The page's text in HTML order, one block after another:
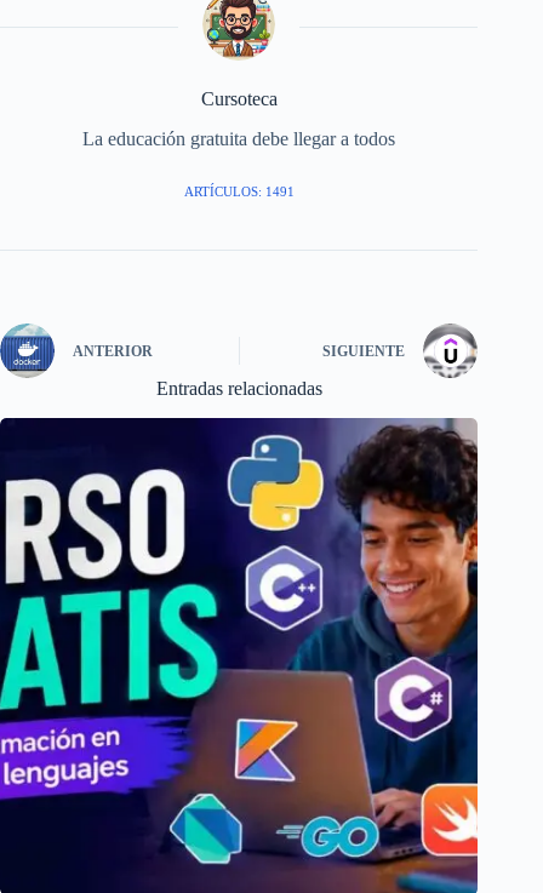
Cursoteca
La educación gratuita debe llegar a todos
ARTÍCULOS: 1491
ANTERIOR SIGUIENTE
Entradas relacionadas